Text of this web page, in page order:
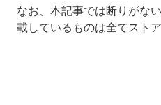
なお、本記事では断りがな
載しているものは全てスト